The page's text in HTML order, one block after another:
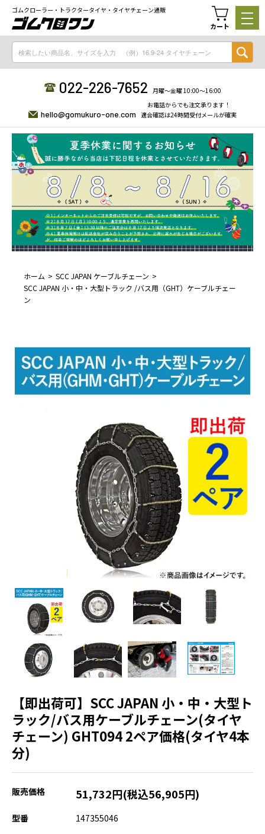
ゴムクローラー・トラクタータイヤ・タイヤチェーン通販
カート
022-226-7652 月曜〜金曜 10:00〜16:00
hello@gomukuro-one.com
お電話からでも注文承ります！
適合確認は24時間受付メールが確実
ホーム
SCC JAPAN ケーブルチェーン
SCC JAPAN 小・中・大型トラック /バス用（GHT）ケーブルチェー
ン
【即出荷可】SCC JAPAN 小・中・大型ト
ラック/バス用ケーブルチェーン(タイヤ
チェーン) GHT094 2ペア価格(タイヤ4本
分)
販売価格 51,732円(税込56,905円)
型番 147355046